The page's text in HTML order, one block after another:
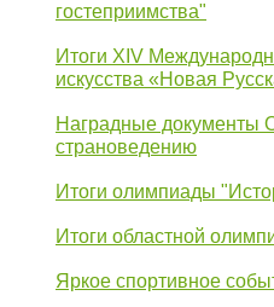
гостеприимства"
Итоги XIV
искусства «Новая
Наградные документы
страноведению
Итоги олимпиады
Итоги областной
Яркое спортивное